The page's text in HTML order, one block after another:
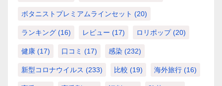
ボタニストプレミアムラインセット (20)
ランキング (16) レビュー (17) ロリポップ(20)
健康 (17) 口コミ (17) 感染 (232)
新型コロナウイルス (233) 比較 (19) 海外旅行 (16)